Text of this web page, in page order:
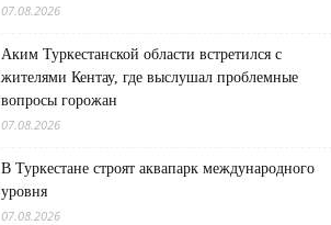
07.08.2026
Аким Туркестанской области встретился с
жителями Кентау, где выслушал проблемные
вопросы горожан
07.08.2026
В Туркестане строят аквапарк международного
уровня
07.08.2026